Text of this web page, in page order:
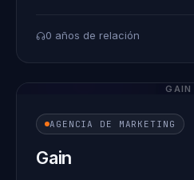
0 años de relación
GAIN
AGENCIA DE MARKETING
Gain